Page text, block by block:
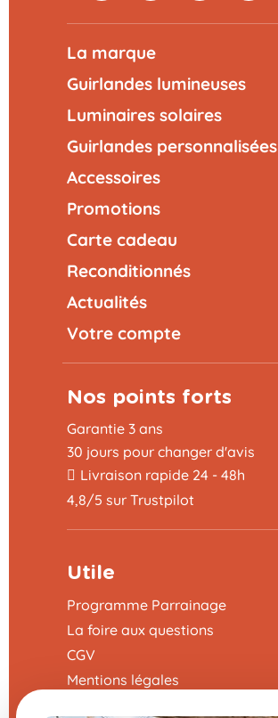
La marque
Guirlandes lumineuses
Luminaires solaires
Guirlandes personnalisées
Accessoires
Promotions
Carte cadeau
Reconditionnés
Actualités
Votre compte
Nos points forts
Garantie 3 ans
30 jours pour changer d'avis
Livraison rapide 24 - 48h
4,8/5 sur Trustpilot
Utile
Programme Parrainage
La foire aux questions
CGV
Mentions légales